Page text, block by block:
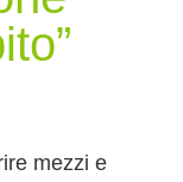
mezzi e